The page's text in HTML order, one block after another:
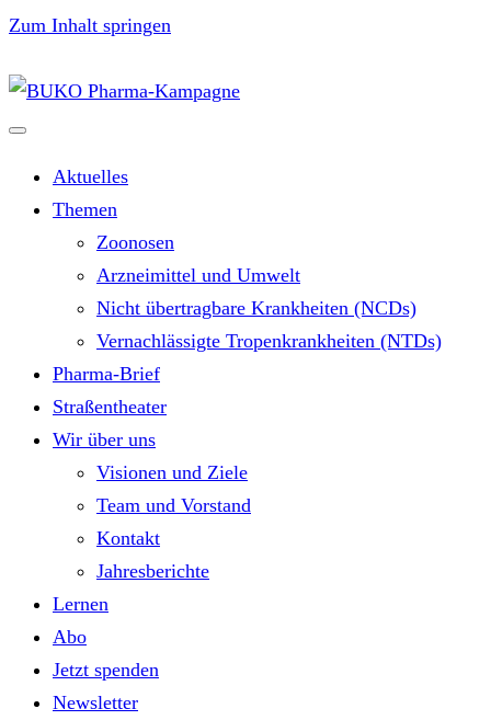
Zum Inhalt springen
Aktuelles
Themen
Zoonosen
Arzneimittel und Umwelt
Nicht übertragbare Krankheiten (NCDs)
Vernachlässigte Tropenkrankheiten (NTDs)
Pharma-Brief
Straßentheater
Wir über uns
Visionen und Ziele
Team und Vorstand
Kontakt
Jahresberichte
Lernen
Abo
Jetzt spenden
Newsletter